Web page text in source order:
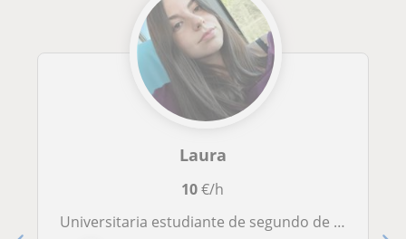
Laura
10€/h
Universitaria estudiante de segundo de medicina veterinaria, con bachillerato científico.